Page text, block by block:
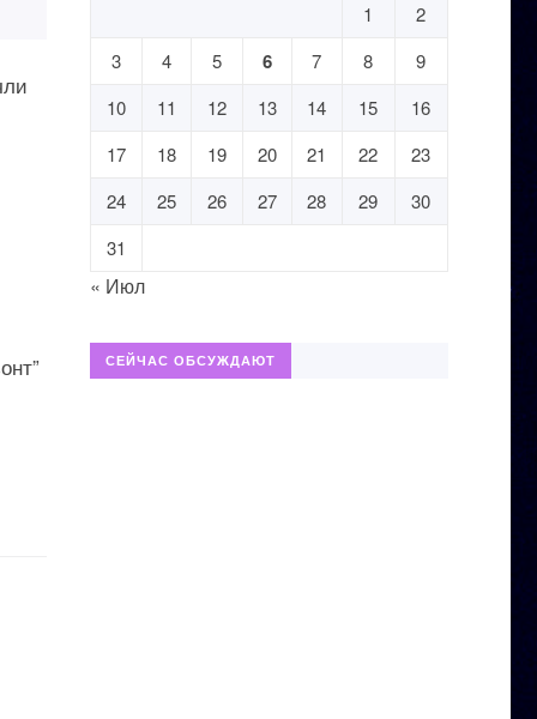
1
2
3
4 5 6 7 8
9
10
11 12 13 14 15
16
17
18 19 20 21 22
23
24
25 26 27 28 29
30
31
« Июл
СЕЙЧАС ОБСУЖДАЮТ